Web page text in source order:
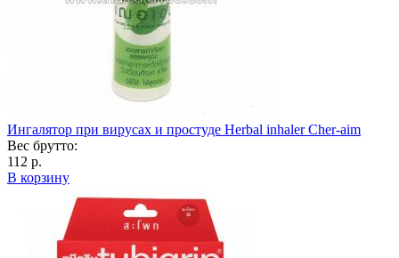
Ингалятор при вирусах и простуде Herbal inhaler Cher-aim
Вес брутто:
112 р.
В корзину